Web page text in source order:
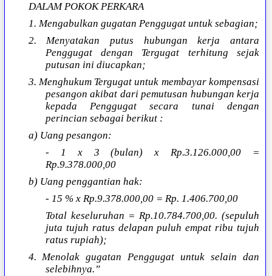
DALAM POKOK PERKARA
1. Mengabulkan gugatan Penggugat untuk sebagian;
2. Menyatakan putus hubungan kerja antara
Penggugat dengan Tergugat terhitung sejak
putusan ini diucapkan;
3. Menghukum Tergugat untuk membayar kompensasi
pesangon akibat dari pemutusan hubungan kerja
kepada Penggugat secara tunai dengan
perincian sebagai berikut :
a) Uang pesangon:
- 1 x 3 (bulan) x Rp.3.126.000,00 =
Rp.9.378.000,00
b) Uang penggantian hak:
- 15 % x Rp.9.378.000,00 = Rp. 1.406.700,00
Total keseluruhan = Rp.10.784.700,00. (sepuluh
juta tujuh ratus delapan puluh empat ribu tujuh
ratus rupiah);
4. Menolak gugatan Penggugat untuk selain dan
selebihnya.”